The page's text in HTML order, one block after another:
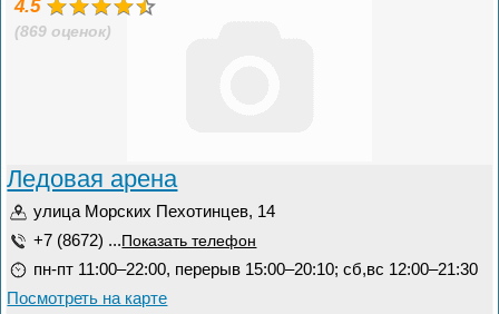
4.5
(869 оценок)
Ледовая арена
улица Морских Пехотинцев, 14
+7 (8672) ... Показать телефон
пн-пт 11:00–22:00, перерыв 15:00–20:10; сб,вс 12:00–21:30
Посмотреть на карте